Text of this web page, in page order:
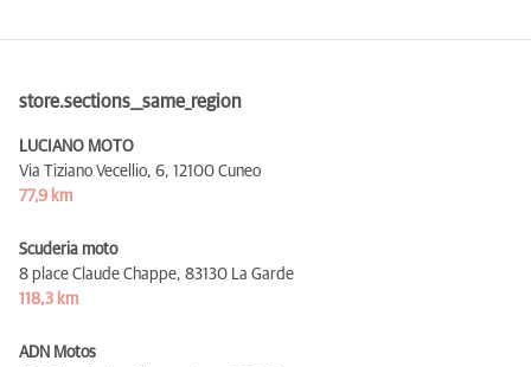
store.sections__same_region
LUCIANO MOTO
Via Tiziano Vecellio, 6, 12100 Cuneo
77,9 km
Scuderia moto
8 place Claude Chappe, 83130 La Garde
118,3 km
ADN Motos